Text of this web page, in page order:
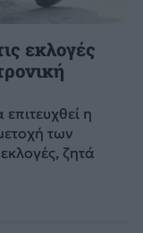
εκλογές
η
των
ζητά